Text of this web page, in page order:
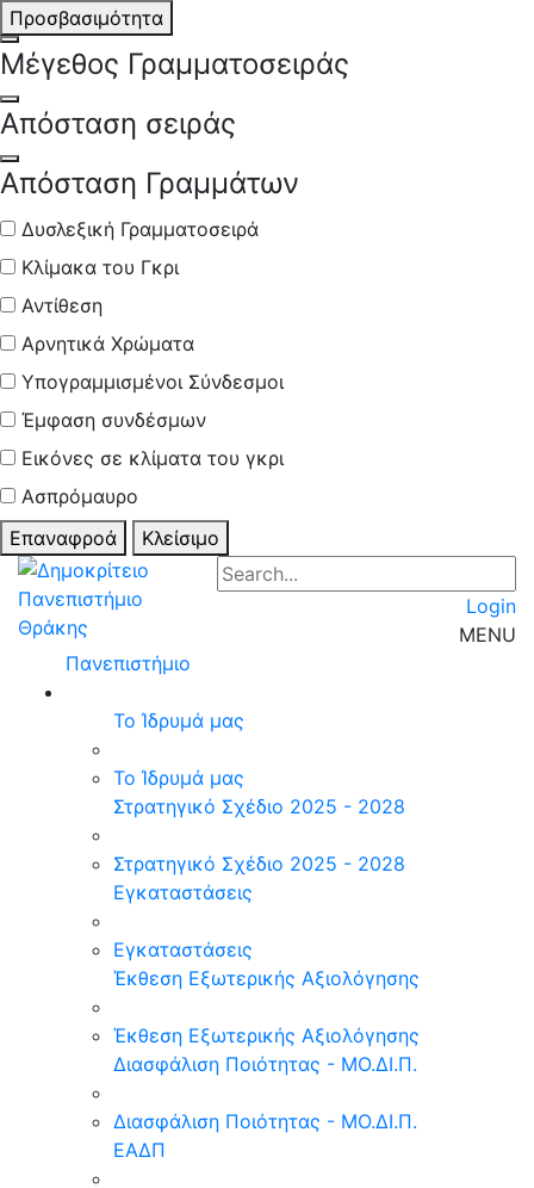
Προσβασιμότητα
Open Font Size
Μέγεθος Γραμματοσειράς
Open Line Spacing
Απόσταση σειράς
Open Letter Spacing
Απόσταση Γραμμάτων
Δυσλεξική Γραμματοσειρά
Κλίμακα του Γκρι
Αντίθεση
Αρνητικά Χρώματα
Υπογραμμισμένοι Σύνδεσμοι
Έμφαση συνδέσμων
Εικόνες σε κλίματα του γκρι
Ασπρόμαυρο
Επαναφροά
Κλείσιμο
Login
MENU
Πανεπιστήμιο
Το Ίδρυμά μας
Το Ίδρυμά μας
Στρατηγικό Σχέδιο 2025 - 2028
Στρατηγικό Σχέδιο 2025 - 2028
Εγκαταστάσεις
Εγκαταστάσεις
Έκθεση Εξωτερικής Αξιολόγησης
Έκθεση Εξωτερικής Αξιολόγησης
Διασφάλιση Ποιότητας - ΜΟ.ΔΙ.Π.
Διασφάλιση Ποιότητας - ΜΟ.ΔΙ.Π.
ΕΑΔΠ